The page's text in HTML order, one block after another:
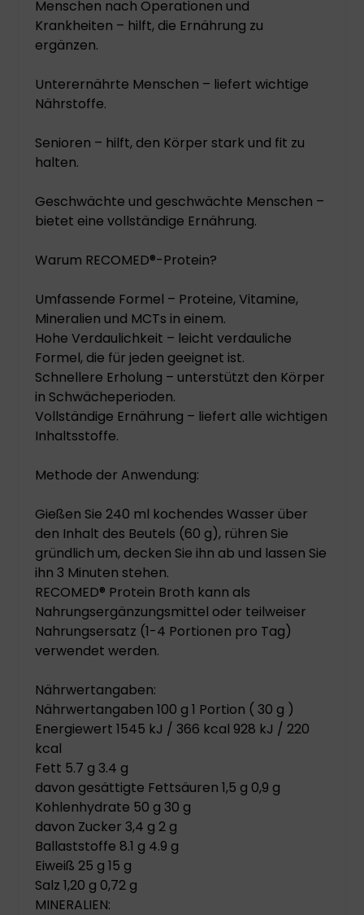
Menschen nach Operationen und
Krankheiten – hilft, die Ernährung zu
ergänzen.
Unterernährte Menschen – liefert wichtige
Nährstoffe.
Senioren – hilft, den Körper stark und fit zu
halten.
Geschwächte und geschwächte Menschen –
bietet eine vollständige Ernährung.
Warum RECOMED®-Protein?
Umfassende Formel – Proteine, Vitamine,
Mineralien und MCTs in einem.
Hohe Verdaulichkeit – leicht verdauliche
Formel, die für jeden geeignet ist.
Schnellere Erholung – unterstützt den Körper
in Schwächeperioden.
Vollständige Ernährung – liefert alle wichtigen
Inhaltsstoffe.
Methode der Anwendung:
Gießen Sie 240 ml kochendes Wasser über
den Inhalt des Beutels (60 g), rühren Sie
gründlich um, decken Sie ihn ab und lassen Sie
ihn 3 Minuten stehen.
RECOMED® Protein Broth kann als
Nahrungsergänzungsmittel oder teilweiser
Nahrungsersatz (1-4 Portionen pro Tag)
verwendet werden.
Nährwertangaben:
Nährwertangaben 100 g 1 Portion ( 30 g )
Energiewert 1545 kJ / 366 kcal 928 kJ / 220
kcal
Fett 5.7 g 3.4 g
davon gesättigte Fettsäuren 1,5 g 0,9 g
Kohlenhydrate 50 g 30 g
davon Zucker 3,4 g 2 g
Ballaststoffe 8.1 g 4.9 g
Eiweiß 25 g 15 g
Salz 1,20 g 0,72 g
MINERALIEN: